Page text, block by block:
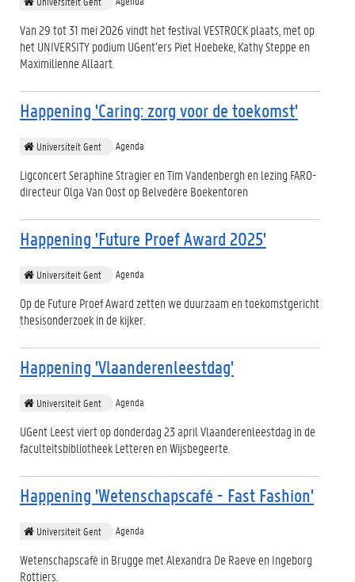
Van 29 tot 31 mei 2026 vindt het festival VESTROCK plaats, met op
het UNIVERSITY podium UGent’ers Piet Hoebeke, Kathy Steppe en
Maximilienne Allaart.
Happening 'Caring: zorg voor de toekomst'
Universiteit Gent Agenda
Ligconcert Seraphine Stragier en Tim Vandenbergh en lezing FARO-
directeur Olga Van Oost op Belvedère Boekentoren
Happening 'Future Proef Award 2025'
Universiteit Gent Agenda
Op de Future Proef Award zetten we duurzaam en toekomstgericht
thesisonderzoek in de kijker.
Happening 'Vlaanderenleestdag'
Universiteit Gent Agenda
UGent Leest viert op donderdag 23 april Vlaanderenleestdag in de
faculteitsbibliotheek Letteren en Wijsbegeerte.
Happening 'Wetenschapscafé - Fast Fashion'
Universiteit Gent Agenda
Wetenschapscafé in Brugge met Alexandra De Raeve en Ingeborg
Rottiers.